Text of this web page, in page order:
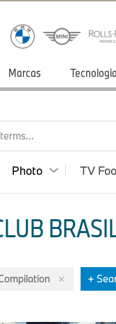
Marcas
Photo TV
+